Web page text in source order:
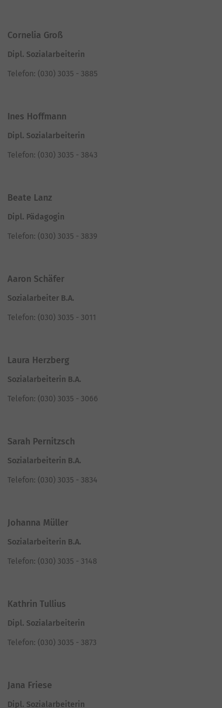
Cornelia Groß
Dipl. Sozialarbeiterin
Telefon: (030) 3035 - 3885
Ines Hoffmann
Dipl. Sozialarbeiterin
Telefon: (030) 3035 - 3843
Beate Lanz
Dipl. Pädagogin
Telefon: (030) 3035 - 3839
Aaron Schäfer
Sozialarbeiter B.A.
Telefon: (030) 3035 - 3011
Laura Herzberg
Sozialarbeiterin B.A.
Telefon: (030) 3035 - 3066
Sarah Pernitzsch
Sozialarbeiterin B.A.
Telefon: (030) 3035 - 3834
Johanna Müller
Sozialarbeiterin B.A.
Telefon: (030) 3035 - 3148
Kathrin Tullius
Dipl. Sozialarbeiterin
Telefon: (030) 3035 - 3873
Jana Friese
Dipl. Sozialarbeiterin